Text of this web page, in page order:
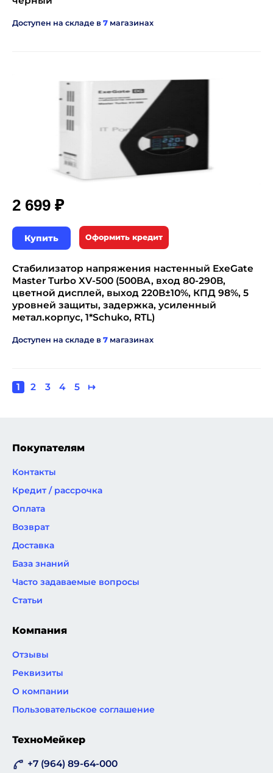
Доступен на складе в 7 магазинах
2 699 ₽
Купить Оформить кредит
Стабилизатор напряжения настенный ExeGate
Master Turbo XV-500 (500ВА, вход 80-290В,
цветной дисплей, выход 220В±10%, КПД 98%, 5
уровней защиты, задержка, усиленный
метал.корпус, 1*Schuko, RTL)
Доступен на складе в 7 магазинах
Нумерация
Текущая
1 Page
2 Page
3 Page
4 Page
5
Следующая
↦
Покупателям
Контакты
Кредит / рассрочка
Оплата
Возврат
Доставка
База знаний
Часто задаваемые вопросы
Статьи
Компания
Отзывы
Реквизиты
О компании
Пользовательское соглашение
ТехноМейкер
+7 (964) 89-64-000